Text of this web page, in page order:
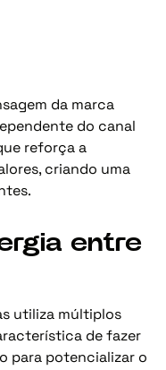
da marca
do canal
reforça a
criando uma
entre
utiliza múltiplos
de fazer
para potencializar o